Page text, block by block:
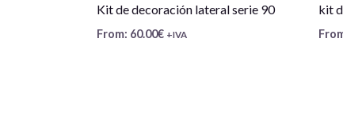
Kit de decoración lateral serie 90
From: 60.00€ +IVA
kit